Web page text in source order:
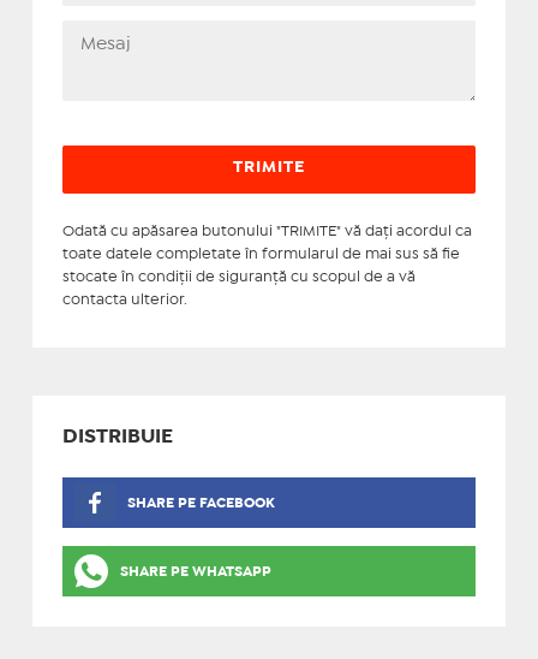
Odată cu apăsarea butonului "TRIMITE" vă daţi acordul ca
toate datele completate în formularul de mai sus să fie
stocate în condiţii de siguranţă cu scopul de a vă
contacta ulterior.
DISTRIBUIE
SHARE PE FACEBOOK
SHARE PE WHATSAPP